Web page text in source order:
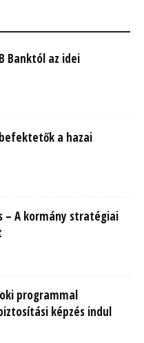
Banktól az idei
a hazai
– A kormány stratégiai
programmal
képzés indul